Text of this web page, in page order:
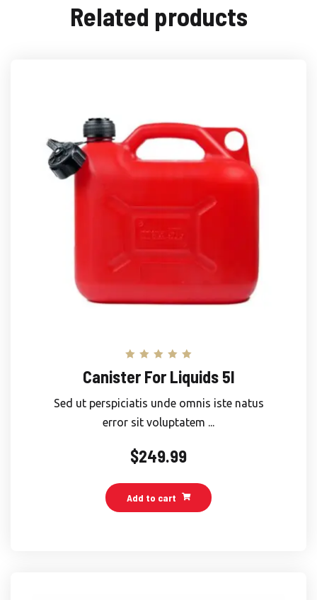
Related products
5.00
out of 5
Canister For Liquids 5l
Sed ut perspiciatis unde omnis iste natus
error sit voluptatem ...
$249.99
Add to cart